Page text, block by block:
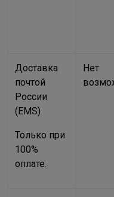
Доставка
почтой
России
(EMS)
Только при
100%
оплате.
Нет